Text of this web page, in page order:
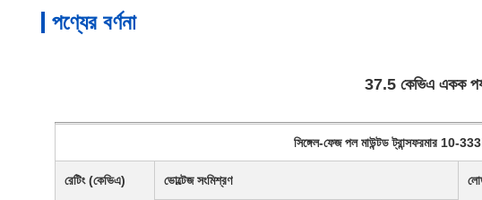
পণ্যের বর্ণনা
37.5 কেভিএ একক
সিঙ্গেল-ফেজ পল মাউন্টড ট্রান্সফরমার 10-
রেটিং (কেভিএ) ভোল্টেজ সংমিশ্রণ